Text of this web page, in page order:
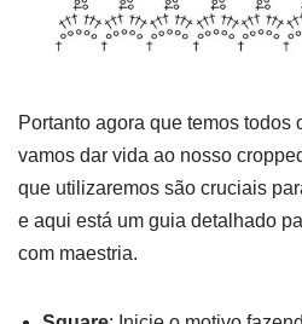
Portanto agora que temos todos
vamos dar vida ao nosso
que utilizaremos são cruciais
e aqui está um guia detalhado
com maestria.